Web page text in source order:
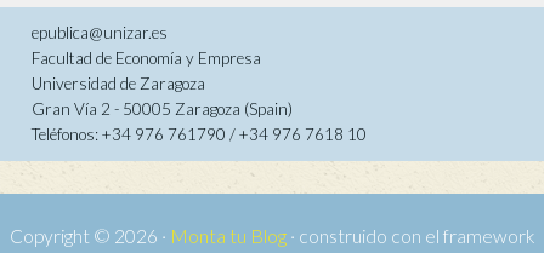
epublica@unizar.es
Facultad de Economía y Empresa
Universidad de Zaragoza
Gran Vía 2 - 50005 Zaragoza (Spain)
Teléfonos: +34 976 761790 / +34 976 7618 10
Copyright © 2026 · Monta tu Blog· construido con el framework